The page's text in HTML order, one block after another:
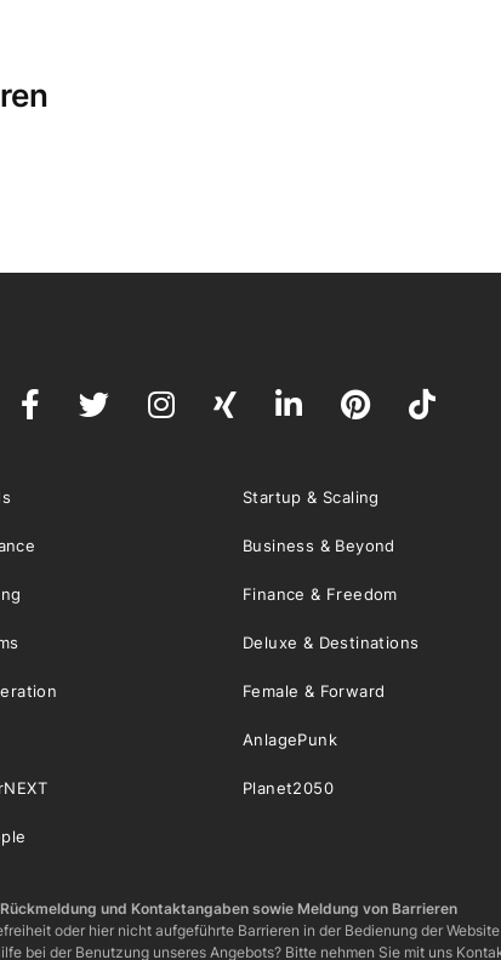
Startup & Scaling
Business & Beyond
Finance & Freedom
Deluxe & Destinations
Female & Forward
AnlagePunk
Planet2050
Rückmeldung und Kontaktangaben sowie Meldung von Barrieren
oder hier nicht aufgeführte Barrieren in der Bedienung der
bei der Benutzung unseres Angebots? Bitte nehmen Sie mit uns